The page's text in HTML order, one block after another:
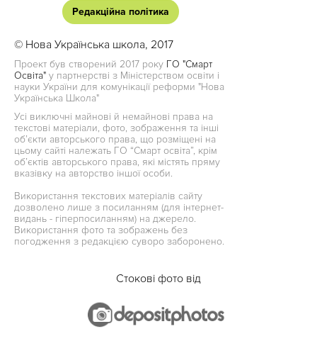
Редакційна політика
© Нова Українська школа, 2017
Проект був створений 2017 року ГО "Смарт
Освіта" у партнерстві з Міністерством освіти і
науки України для комунікації реформи "Нова
Українська Школа"
Усі виключні майнові й немайнові права на
текстові матеріали, фото, зображення та інші
об’єкти авторського права, що розміщені на
цьому сайті належать ГО “Смарт освіта”, крім
об’єктів авторського права, які містять пряму
вказівку на авторство іншої особи.
Використання текстових матеріалів сайту
дозволено лише з посиланням (для інтернет-
видань - гіперпосиланням) на джерело.
Використання фото та зображень без
погодження з редакцією суворо заборонено.
Стокові фото від